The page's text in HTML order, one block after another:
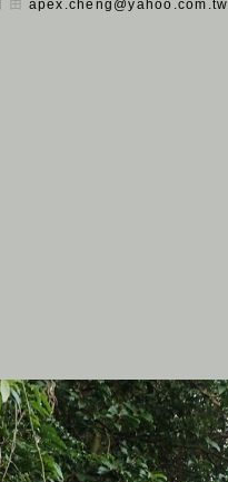
由 apex.cheng@yahoo.com.tw